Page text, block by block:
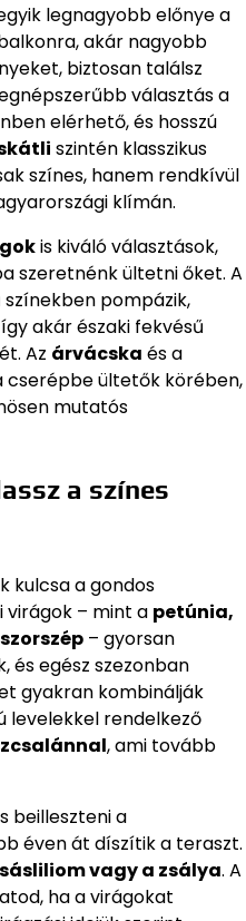
legnagyobb előnye a
akár nagyobb
biztosan találsz
választás a
elérhető, és hosszú
szintén klasszikus
színes, hanem rendkívül
klímán.
is kiváló választások,
szeretnénk ültetni őket. A
pompázik,
akár északi fekvésű
Az árvácska és a
cserépbe ültetők körében,
mutatós
a színes
kulcsa a gondos
virágok – mint a petúnia,
– gyorsan
és egész szezonban
gyakran kombinálják
levelekkel rendelkező
, ami tovább
beilleszteni a
éven át díszítik a teraszt.
vagy a zsálya. A
ha a virágokat